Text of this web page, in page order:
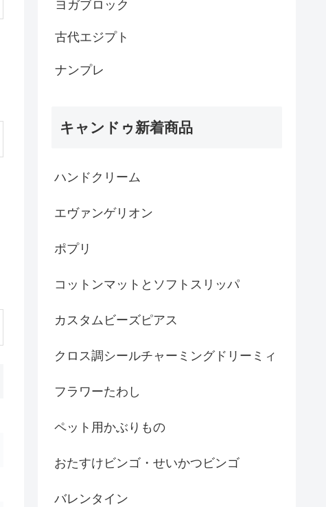
ヨガブロック
古代エジプト
ナンプレ
キャンドゥ新着商品
ハンドクリーム
エヴァンゲリオン
ポプリ
コットンマットとソフトスリッパ
カスタムビーズピアス
クロス調シールチャーミングドリーミィ
フラワーたわし
ペット用かぶりもの
おたすけビンゴ・せいかつビンゴ
バレンタイン